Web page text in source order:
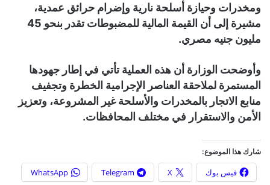
ومخدرات وحيازة أسلحة نارية وإضرام حرائق عمدية،
مشيرة إلى أن القيمة المالية للمضبوطات تقدر بنحو 45
مليون جنيه مصري.
وأوضحت الوزارة أن هذه العملية تأتي في إطار جهودها
المستمرة لملاحقة العناصر الإجرامية الخطرة وتجفيف
منابع الاتجار بالمخدرات والأسلحة غير المشروعة، وتعزيز
الأمن والاستقرار في مختلف المحافظات.
شارك هذا الموضوع:
فيس بوك X
Telegram
WhatsApp